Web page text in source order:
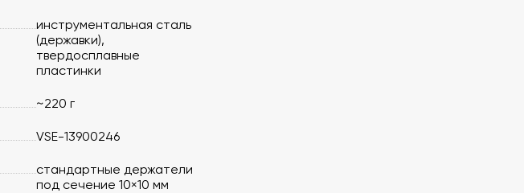
инструментальная сталь
(державки),
твердосплавные
пластинки
~220 г
VSE-13900246
стандартные держатели
под сечение 10×10 мм